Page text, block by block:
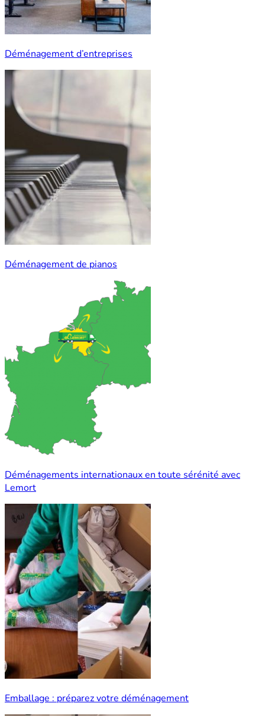
Déménagement d’entreprises
Déménagement de pianos
Déménagements internationaux en toute sérénité avec
Lemort
Emballage : préparez votre déménagement